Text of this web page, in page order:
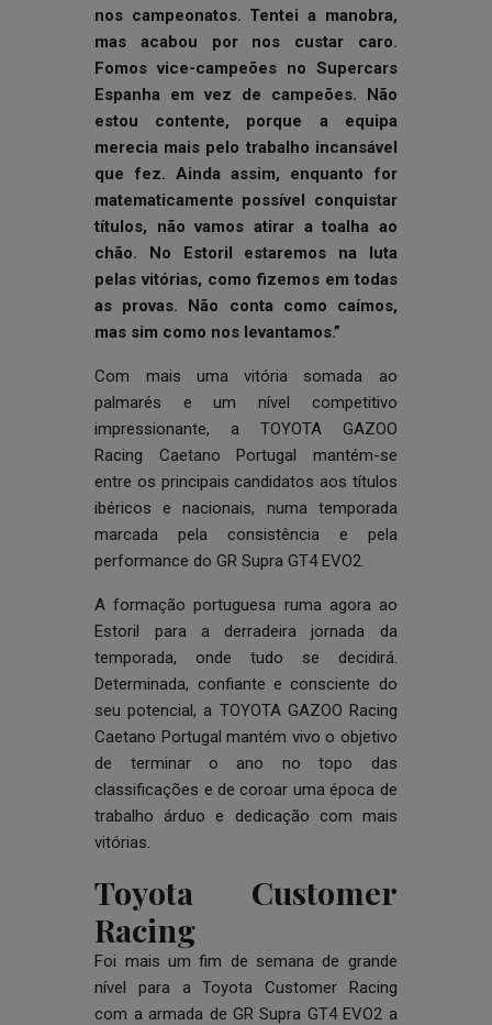
nos campeonatos. Tentei a manobra,
mas acabou por nos custar caro.
Fomos vice-campeões no Supercars
Espanha em vez de campeões. Não
estou contente, porque a equipa
merecia mais pelo trabalho incansável
que fez. Ainda assim, enquanto for
matematicamente possível conquistar
títulos, não vamos atirar a toalha ao
chão. No Estoril estaremos na luta
pelas vitórias, como fizemos em todas
as provas. Não conta como caímos,
mas sim como nos levantamos.”
Com mais uma vitória somada ao
palmarés e um nível competitivo
impressionante, a TOYOTA GAZOO
Racing Caetano Portugal mantém-se
entre os principais candidatos aos títulos
ibéricos e nacionais, numa temporada
marcada pela consistência e pela
performance do GR Supra GT4 EVO2.
A formação portuguesa ruma agora ao
Estoril para a derradeira jornada da
temporada, onde tudo se decidirá.
Determinada, confiante e consciente do
seu potencial, a TOYOTA GAZOO Racing
Caetano Portugal mantém vivo o objetivo
de terminar o ano no topo das
classificações e de coroar uma época de
trabalho árduo e dedicação com mais
vitórias.
Toyota Customer
Racing
Foi mais um fim de semana de grande
nível para a Toyota Customer Racing
com a armada de GR Supra GT4 EVO2 a